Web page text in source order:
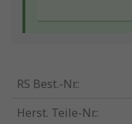
RS Best.-Nr.:
Herst. Teile-Nr.: